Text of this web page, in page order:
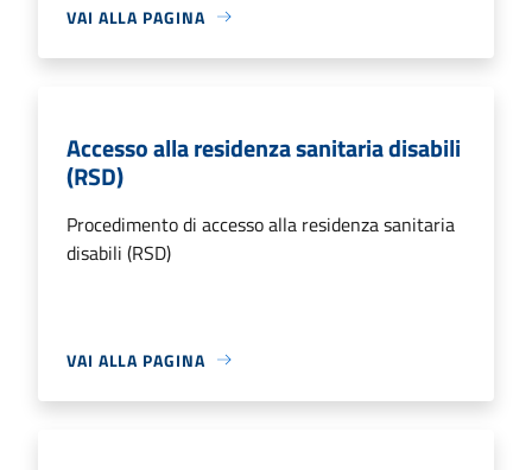
VAI ALLA PAGINA
Accesso alla residenza sanitaria disabili
(RSD)
Procedimento di accesso alla residenza sanitaria
disabili (RSD)
VAI ALLA PAGINA